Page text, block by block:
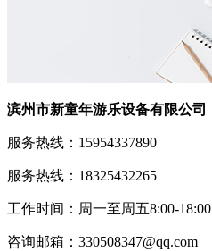
滨州市新童年游乐设备有限公司
服务热线：15954337890
服务热线：18325432265
工作时间：周一至周五8:00-18:00
咨询邮箱：330508347@qq.com